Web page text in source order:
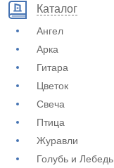
Каталог
Ангел
Арка
Гитара
Цветок
Свеча
Птица
Журавли
Голубь и Лебедь